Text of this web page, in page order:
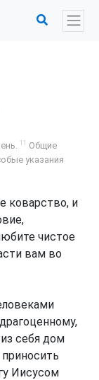
11 Общие
указания
коварство, и
чистое
вам во
себя дом
Иисусом